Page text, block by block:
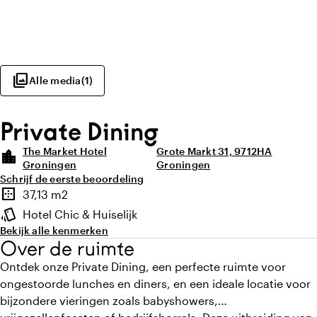
photo_libraryAlle media(1)
Private Dining
location_city The Market Hotel
Groningen
Grote Markt 31, 9712HA
Groningen
Schrijf de eerste beoordeling
Highlights
border_outer
Oppervlakte
37,13 m2
style
Sfeer en uitstraling
Hotel Chic & Huiselijk
Bekijk alle kenmerken
Over de ruimte
Ontdek onze Private Dining, een perfecte ruimte voor
ongestoorde lunches en diners, en een ideale locatie voor
bijzondere vieringen zoals babyshowers,